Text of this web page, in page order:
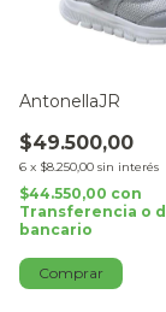
AntonellaJR
$49.500,00
6 x $8.250,00 sin interés
$44.550,00 con
Transferencia o
bancario
Comprar